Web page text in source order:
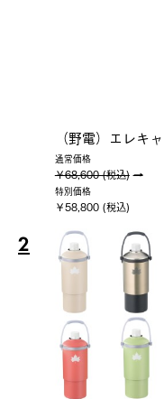
（野電）エレキ
通常価格
￥68,600 (税込)
特別価格
￥58,800 (税込)
2